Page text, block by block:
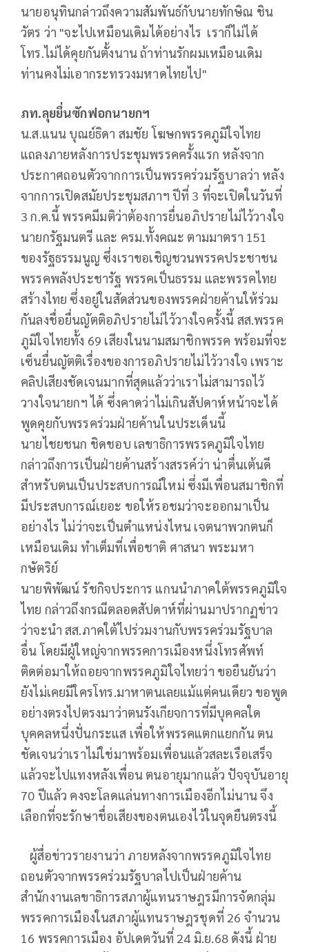
นายอนุทินกล่าวถึงความสัมพันธ์กับนายทักษิณ ชิน
วัตร ว่า "จะไปเหมือนเดิมได้อย่างไร เราก็ไม่ได้
โทร.ไม่ได้คุยกันตั้งนาน ถ้าท่านรักผมเหมือนเดิม
ท่านคงไม่เอากระทรวงมหาดไทยไป"
ภท.ลุยยื่นซักฟอกนายกฯ
น.ส.แนน บุณย์ธิดา สมชัย โฆษกพรรคภูมิใจไทย
แถลงภายหลังการประชุมพรรคครั้งแรก หลังจาก
ประกาศถอนตัวจากการเป็นพรรคร่วมรัฐบาลว่า หลัง
จากการเปิดสมัยประชุมสภาฯ ปีที่ 3 ที่จะเปิดในวันที่
3 ก.ค.นี้ พรรคมีมติว่าต้องการยื่นอภิปรายไม่ไว้วางใจ
นายกรัฐมนตรี และ ครม.ทั้งคณะ ตามมาตรา 151
ของรัฐธรรมนูญ ซึ่งเราขอเชิญชวนพรรคประชาชน
พรรคพลังประชารัฐ พรรคเป็นธรรม และพรรคไทย
สร้างไทย ซึ่งอยู่ในสัดส่วนของพรรคฝ่ายค้านให้ร่วม
กันลงชื่อยื่นญัตติอภิปรายไม่ไว้วางใจครั้งนี้ สส.พรรค
ภูมิใจไทยทั้ง 69 เสียงในนามสมาชิกพรรค พร้อมที่จะ
เซ็นยื่นญัตติเรื่องของการอภิปรายไม่ไว้วางใจ เพราะ
คลิปเสียงชัดเจนมากที่สุดแล้วว่าเราไม่สามารถไว้
วางใจนายกฯ ได้ ซึ่งคาดว่าไม่เกินสัปดาห์หน้าจะได้
พูดคุยกับพรรคร่วมฝ่ายค้านในประเด็นนี้
นายไชยชนก ชิดชอบ เลขาธิการพรรคภูมิใจไทย
กล่าวถึงการเป็นฝ่ายค้านสร้างสรรค์ว่า น่าตื่นเต้นดี
สำหรับตนเป็นประสบการณ์ใหม่ ซึ่งมีเพื่อนสมาชิกที่
มีประสบการณ์เยอะ ขอให้รอชมว่าจะออกมาเป็น
อย่างไร ไม่ว่าจะเป็นตำแหน่งไหน เจตนาพวกตนก็
เหมือนเดิม ทำเต็มที่เพื่อชาติ ศาสนา พระมหา
กษัตริย์
นายพิพัฒน์ รัชกิจประการ แกนนำภาคใต้พรรคภูมิใจ
ไทย กล่าวถึงกรณีตลอดสัปดาห์ที่ผ่านมาปรากฏข่าว
ว่าจะนำ สส.ภาคใต้ไปร่วมงานกับพรรคร่วมรัฐบาล
อื่น โดยมีผู้ใหญ่จากพรรคการเมืองหนึ่งโทรศัพท์
ติดต่อมาให้ถอยจากพรรคภูมิใจไทยว่า ขอยืนยันว่า
ยังไม่เคยมีใครโทร.มาหาตนเลยแม้แต่คนเดียว ขอพูด
อย่างตรงไปตรงมาว่าตนรังเกียจการที่มีบุคคลใด
บุคคลหนึ่งปั่นกระแส เพื่อให้พรรคแตกแยกกัน ตน
ชัดเจนว่าเราไม่ใช่มาพร้อมเพื่อนแล้วสละเรือเสร็จ
แล้วจะไปแทงหลังเพื่อน ตนอายุมากแล้ว ปัจจุบันอายุ
70 ปีแล้ว คงจะโลดแล่นทางการเมืองอีกไม่นาน จึง
เลือกที่จะรักษาชื่อเสียงของตนเองไว้ในจุดยืนตรงนี้
ผู้สื่อข่าวรายงานว่า ภายหลังจากพรรคภูมิใจไทย
ถอนตัวจากพรรคร่วมรัฐบาลไปเป็นฝ่ายค้าน
สำนักงานเลขาธิการสภาผู้แทนราษฎรมีการจัดกลุ่ม
พรรคการเมืองในสภาผู้แทนราษฎรชุดที่ 26 จำนวน
16 พรรคการเมือง อัปเดตวันที่ 24 มิ.ย.68 ดังนี้ ฝ่าย